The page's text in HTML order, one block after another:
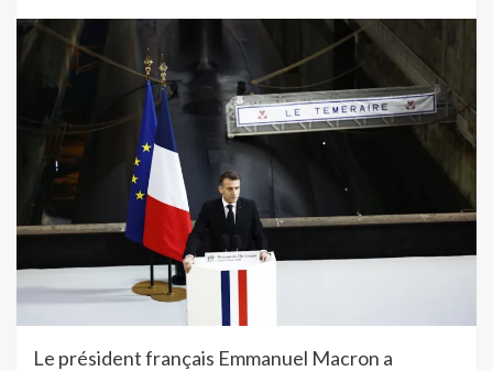
Le président français Emmanuel Macron a